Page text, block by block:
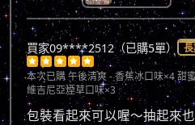
買家09****2512（已購5單）
    
本次已購午後清爽 - 香蕉冰口味×4 甜
維吉尼亞煙草口味×3
包裝看起來可以喔～抽起來